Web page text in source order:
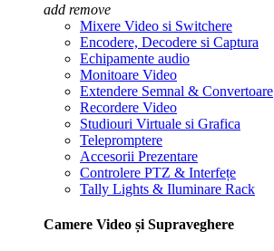
add remove
Mixere Video si Switchere
Encodere, Decodere si Captura
Echipamente audio
Monitoare Video
Extendere Semnal & Convertoare
Recordere Video
Studiouri Virtuale si Grafica
Telepromptere
Accesorii Prezentare
Controlere PTZ & Interfețe
Tally Lights & Iluminare Rack
Camere Video și Supraveghere